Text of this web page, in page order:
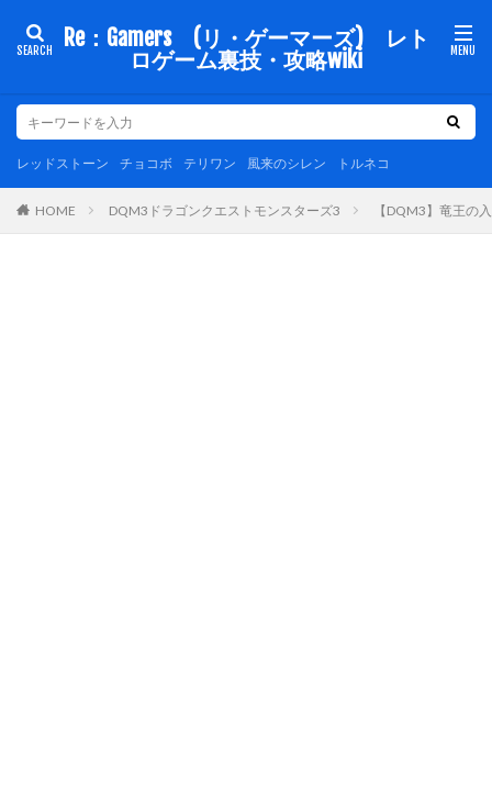
Re：Gamers (リ・ゲーマーズ) レト
ロゲーム裏技・攻略wiki
レッドストーン チョコボ テリワン 風来のシレン トルネコ
HOME DQM3ドラゴンクエストモンスターズ3 【DQM3】竜王の